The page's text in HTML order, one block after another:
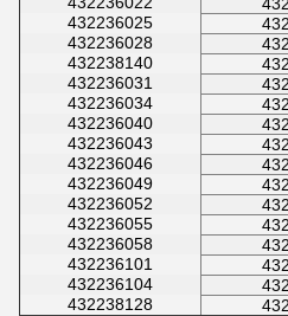
432236025
432236028
432238140
432236031
432236034
432236040
432236043
432236046
432236049
432236052
432236055
432236058
432236101
432236104
432238128